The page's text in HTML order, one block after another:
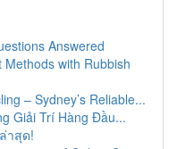
Answered
with Rubbish
– Sydney’s Reliable...
Giải Trí Hàng Đầu...
าสุด!